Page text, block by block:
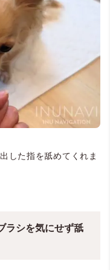
した指を舐めてくれま
ラシを気にせず舐